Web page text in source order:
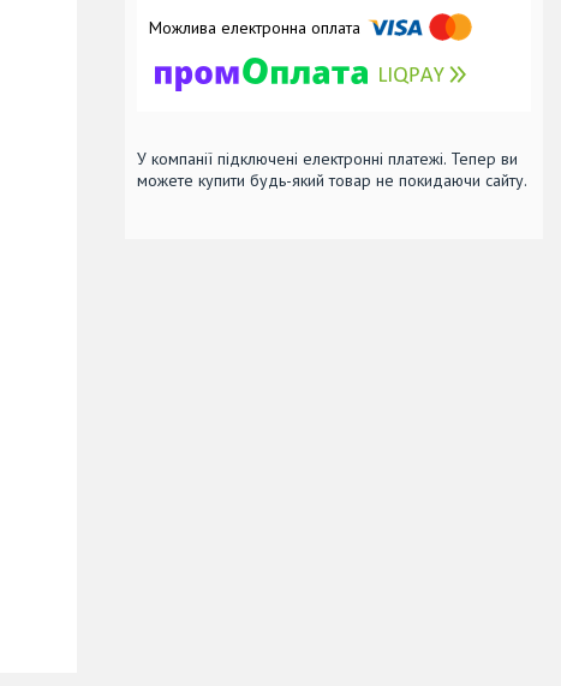
У компанії підключені електронні платежі. Тепер ви
можете купити будь-який товар не покидаючи сайту.